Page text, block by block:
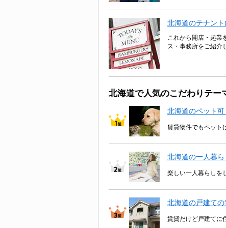
北海道のテナン
これから開店・起業
ス・事務所をご紹介
北海道で人気のこだわりテー
北海道のペット
賃貸物件でもペット
北海道の一人暮
楽しい一人暮らしを
北海道の戸建て
賃貸だけど戸建てに